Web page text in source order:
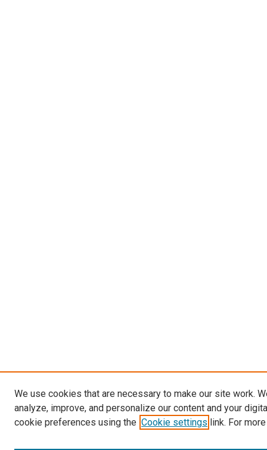
We use cookies that are necessary to make our site work.
analyze, improve, and personalize our content and your
cookie preferences using the Cookie settings link. For